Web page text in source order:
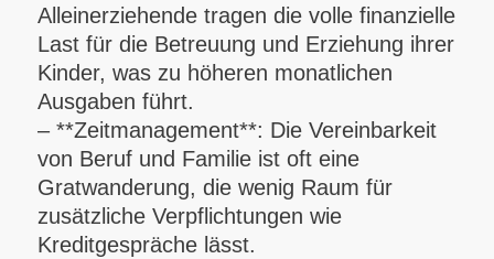
Alleinerziehende tragen die volle finanzielle
Last für die Betreuung und Erziehung ihrer
Kinder, was zu höheren monatlichen
Ausgaben führt.
– **Zeitmanagement**: Die Vereinbarkeit
von Beruf und Familie ist oft eine
Gratwanderung, die wenig Raum für
zusätzliche Verpflichtungen wie
Kreditgespräche lässt.